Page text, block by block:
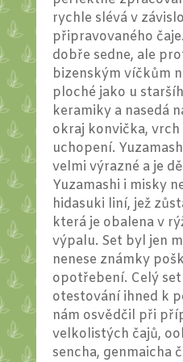
rychle slévá v
připravovaného
dobře sedne, ale
bizenským víčkům
ploché jako u
keramiky a nasedá
okraj konvička,
uchopení.
velmi výrazné a je
Yuzamashi i misky
hidasuki liní, jež
která je obalena v
výpalu. Set byl jen
nenese známky
opotřebení. Celý
otestování ihned k
nám osvědčil při
velkolistých čajů,
sencha, genmaicha